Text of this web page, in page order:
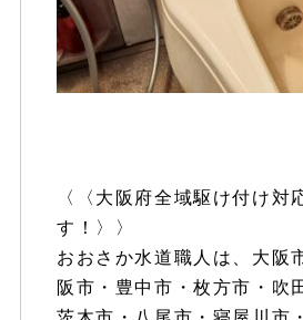
〈〈大阪府全域駆け付け対
す！〉〉
おおさか水道職人は、大阪
阪市・豊中市・枚方市・吹